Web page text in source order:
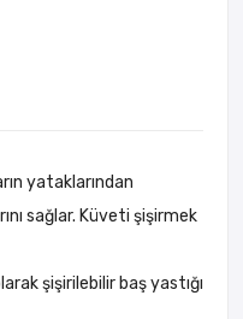
yataklarından
sağlar. Küveti şişirmek
şişirilebilir baş yastığı